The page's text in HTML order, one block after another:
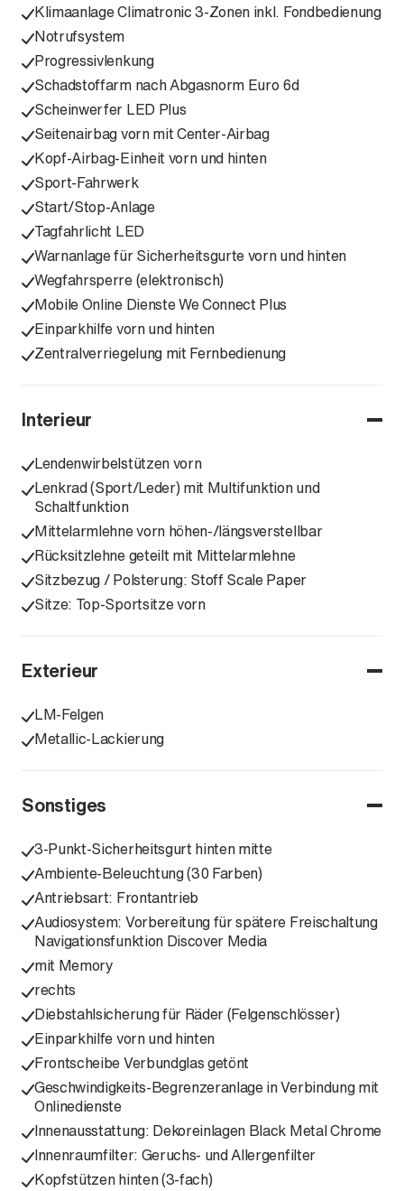
Klimaanlage Climatronic 3-Zonen inkl. Fondbedienung
Notrufsystem
Progressivlenkung
Schadstoffarm nach Abgasnorm Euro 6d
Scheinwerfer LED Plus
Seitenairbag vorn mit Center-Airbag
Kopf-Airbag-Einheit vorn und hinten
Sport-Fahrwerk
Start/Stop-Anlage
Tagfahrlicht LED
Warnanlage für Sicherheitsgurte vorn und hinten
Wegfahrsperre (elektronisch)
Mobile Online Dienste We Connect Plus
Einparkhilfe vorn und hinten
Zentralverriegelung mit Fernbedienung
Interieur
Lendenwirbelstützen vorn
Lenkrad (Sport/Leder) mit Multifunktion und
Schaltfunktion
Mittelarmlehne vorn höhen-/längsverstellbar
Rücksitzlehne geteilt mit Mittelarmlehne
Sitzbezug / Polsterung: Stoff Scale Paper
Sitze: Top-Sportsitze vorn
Exterieur
LM-Felgen
Metallic-Lackierung
Sonstiges
3-Punkt-Sicherheitsgurt hinten mitte
Ambiente-Beleuchtung (30 Farben)
Antriebsart: Frontantrieb
Audiosystem: Vorbereitung für spätere Freischaltung
Navigationsfunktion Discover Media
mit Memory
rechts
Diebstahlsicherung für Räder (Felgenschlösser)
Einparkhilfe vorn und hinten
Frontscheibe Verbundglas getönt
Geschwindigkeits-Begrenzeranlage in Verbindung mit
Onlinedienste
Innenausstattung: Dekoreinlagen Black Metal Chrome
Innenraumfilter: Geruchs- und Allergenfilter
Kopfstützen hinten (3-fach)